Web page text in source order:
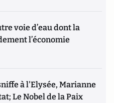
voie d’eau dont la
l’économie
à l'Elysée, Marianne
Le Nobel de la Paix